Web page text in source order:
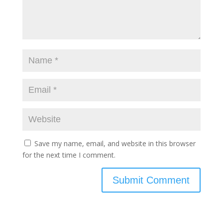
Save my name, email, and website in this browser
for the next time I comment.